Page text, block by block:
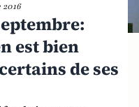
est bien
de ses